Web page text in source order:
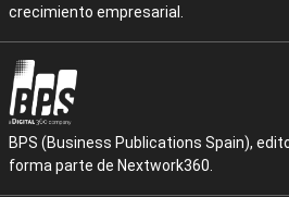
crecimiento empresarial.
BPS (Business Publications Spain),
forma parte de Nextwork360.